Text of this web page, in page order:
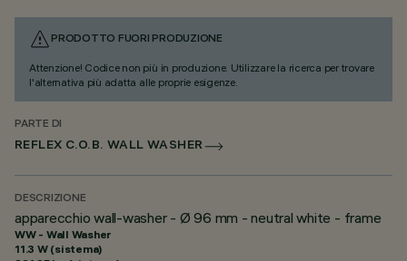
PRODOTTO FUORI PRODUZIONE
Attenzione! Codice non più in produzione. Utilizzare la ricerca per trovare
l'alternativa più adatta alle proprie esigenze.
PARTE DI
REFLEX C.O.B. WALL WASHER
DESCRIZIONE
apparecchio wall-washer - Ø 96 mm - neutral white - frame
WW - Wall Washer
11.3 W (sistema)